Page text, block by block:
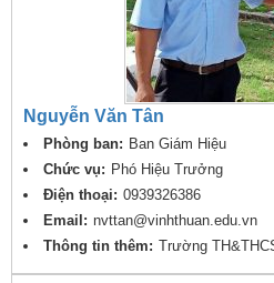
Nguyễn Văn Tân
Phòng ban: Ban Giám Hiệu
Chức vụ: Phó Hiệu Trưởng
Điện thoại: 0939326386
Email: nvttan@vinhthuan.edu.vn
Thông tin thêm: Trường